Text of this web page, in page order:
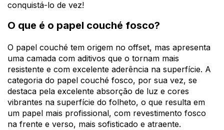
conquistá-lo de vez!
O que é o papel couché fosco?
O papel couché tem origem no offset, mas apresenta
uma camada com aditivos que o tornam mais
resistente e com excelente aderência na superfície. A
categoria do papel couché fosco, por sua vez, se
destaca pela excelente absorção de luz e cores
vibrantes na superfície do folheto, o que resulta em
um papel mais profissional, com revestimento fosco
na frente e verso, mais sofisticado e atraente.